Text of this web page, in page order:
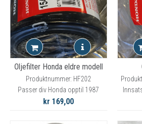
Oljefilter Honda eldre modell
Produktnummer: HF202
Passer div Honda opptil 1987
kr 169,00